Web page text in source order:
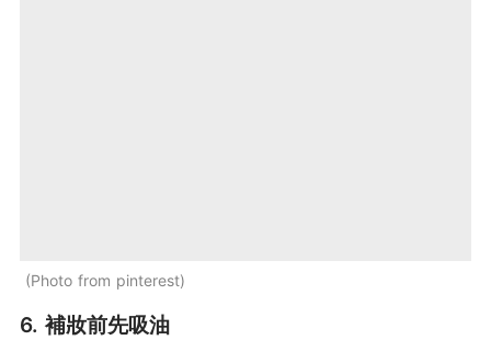
Photo from pinterest
6. 補妝前先吸油